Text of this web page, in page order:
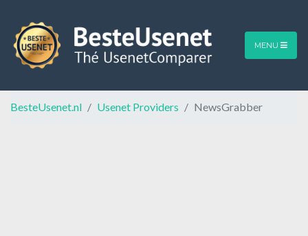
MENU
BesteUsenet.nl Usenet Providers NewsGrabber